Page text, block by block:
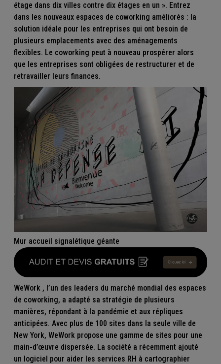
étage dans dix villes contre dix étages en un ». Entrez
dans les nouveaux espaces de coworking améliorés : la
solution idéale pour les entreprises qui ont besoin de
plusieurs emplacements avec des aménagements
flexibles. Le coworking peut à nouveau prospérer alors
que les entreprises sont obligées de restructurer et de
retravailler leurs finances.
Mur accueil signalétique géante
WeWork , l’un des leaders du marché mondial des espaces
de coworking, a adapté sa stratégie de plusieurs
manières, répondant à la pandémie et aux répliques
anticipées. Avec plus de 100 sites dans la seule ville de
New York, WeWork propose une gamme de sites pour une
main-d’œuvre dispersée. La société a récemment ajouté
un logiciel pour aider les services RH à cartographier